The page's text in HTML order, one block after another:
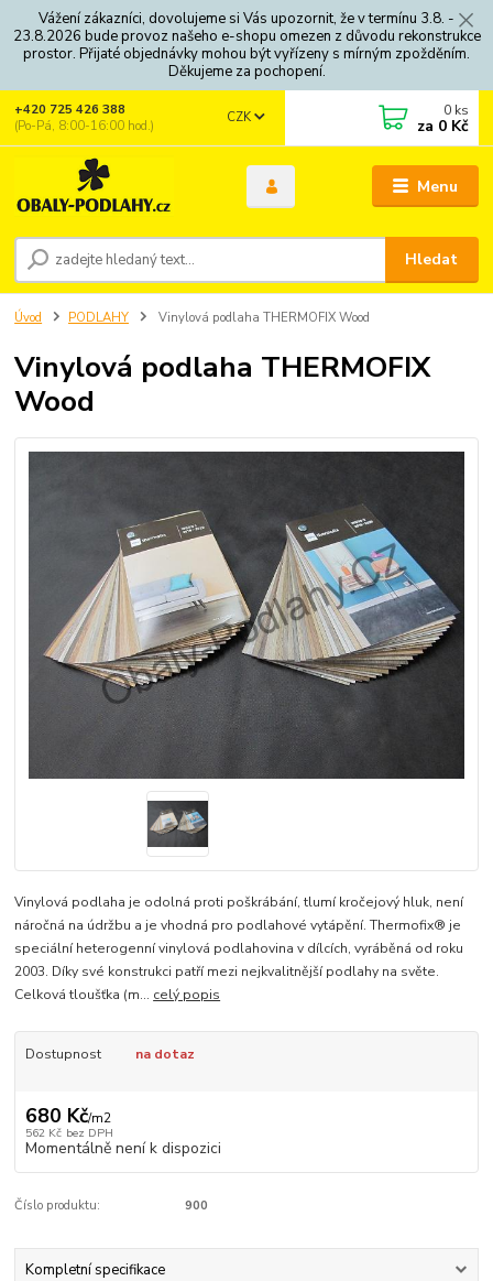
Vážení zákazníci, dovolujeme si Vás upozornit, že v termínu 3.8. -
23.8.2026 bude provoz našeho e-shopu omezen z důvodu rekonstrukce
prostor. Přijaté objednávky mohou být vyřízeny s mírným zpožděním.
Děkujeme za pochopení.
Menu
CZK
Hledat
+420 725 426 388
(Po-Pá, 8:00-16:00 hod.)
0 ks
za 0 Kč
Úvod PODLAHY Vinylová podlaha THERMOFIX Wood
Vinylová podlaha THERMOFIX
Wood
Vinylová podlaha je odolná proti poškrábání, tlumí kročejový hluk, není
náročná na údržbu a je vhodná pro podlahové vytápění. Thermofix® je
speciální heterogenní vinylová podlahovina v dílcích, vyráběná od roku
2003. Díky své konstrukci patří mezi nejkvalitnější podlahy na světe.
Celková tloušťka (m... celý popis
Dostupnost na dotaz
680 Kč/m2
562 Kč bez DPH
Momentálně není k dispozici
Číslo produktu: 900
Kompletní specifikace